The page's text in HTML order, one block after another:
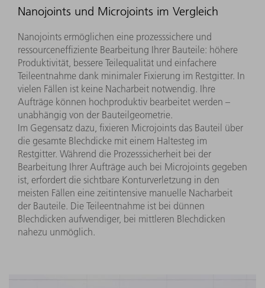
Nanojoints und Microjoints im Vergleich
Nanojoints ermöglichen eine prozesssichere und
ressourceneffiziente Bearbeitung Ihrer Bauteile: höhere
Produktivität, bessere Teilequalität und einfachere
Teileentnahme dank minimaler Fixierung im Restgitter. In
vielen Fällen ist keine Nacharbeit notwendig. Ihre
Aufträge können hochproduktiv bearbeitet werden –
unabhängig von der Bauteilgeometrie.
Im Gegensatz dazu, fixieren Microjoints das Bauteil über
die gesamte Blechdicke mit einem Haltesteg im
Restgitter. Während die Prozesssicherheit bei der
Bearbeitung Ihrer Aufträge auch bei Microjoints gegeben
ist, erfordert die sichtbare Konturverletzung in den
meisten Fällen eine zeitintensive manuelle Nacharbeit
der Bauteile. Die Teileentnahme ist bei dünnen
Blechdicken aufwendiger, bei mittleren Blechdicken
nahezu unmöglich.